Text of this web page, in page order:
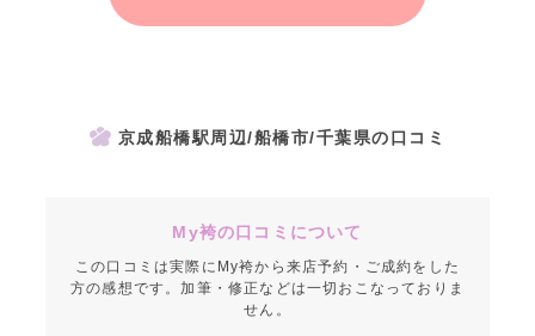
京成船橋駅周辺/船橋市/千葉県の口コミ
My袴の口コミについて
この口コミは実際にMy袴から来店予約・ご成約をした
方の感想です。加筆・修正などは一切おこなっておりま
せん。